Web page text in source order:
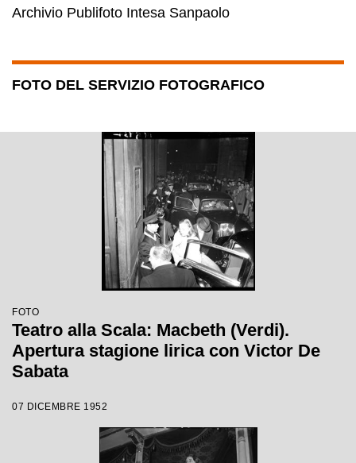
Archivio Publifoto Intesa Sanpaolo
FOTO DEL SERVIZIO FOTOGRAFICO
FOTO
Teatro alla Scala: Macbeth (Verdi).
Apertura stagione lirica con Victor De
Sabata
07 DICEMBRE 1952